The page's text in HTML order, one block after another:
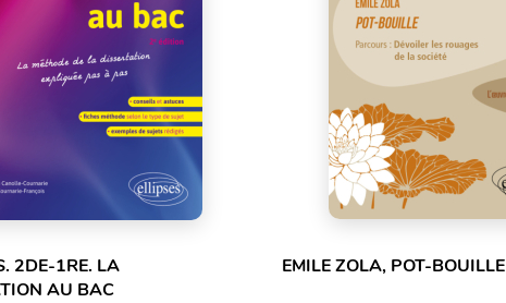
2DE-1RE. LA
AU BAC
EMILE ZOLA, POT-BOUILLE